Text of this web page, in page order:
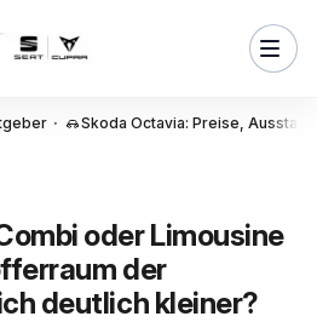
· Skoda Octavia: Preise,
oder Limousine
der
deutlich kleiner?